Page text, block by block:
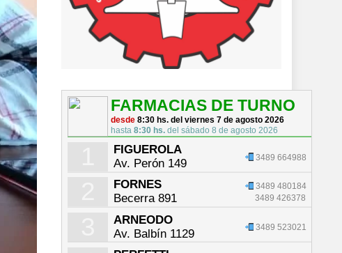
FARMACIAS DE TURNO
desde 8:30 hs. del viernes 7 de agosto 2026
hasta 8:30 hs.del sábado 8 de agosto 2026
FIGUEROLA
Av. Perón 149
3489 664988
FORNES
Becerra 891
3489 480184
3489 426378
ARNEODO
Av. Balbín 1129
3489 523021